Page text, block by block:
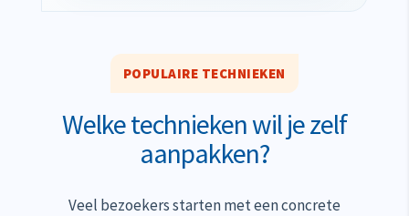
POPULAIRE TECHNIEKEN
Welke technieken wil je zelf
aanpakken?
Veel bezoekers starten met een concrete